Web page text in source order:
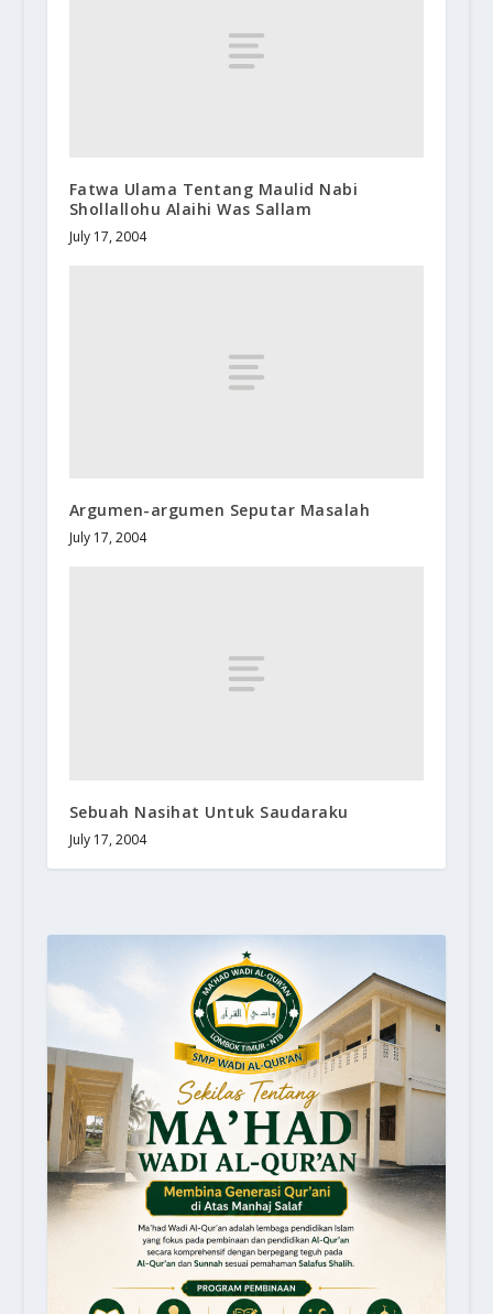
Fatwa Ulama Tentang Maulid Nabi
Shollallohu Alaihi Was Sallam
July 17, 2004
Argumen-argumen Seputar Masalah
July 17, 2004
Sebuah Nasihat Untuk Saudaraku
July 17, 2004